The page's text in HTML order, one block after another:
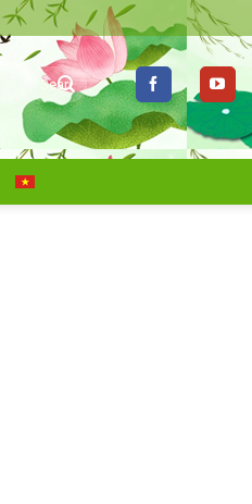
Search
for: